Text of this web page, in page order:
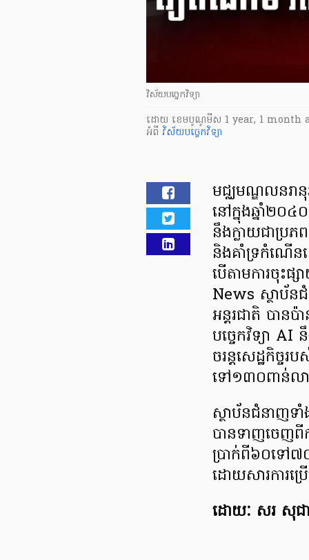
វិស័យបច្ចេកវិទ្យា
ដោយ ​ ខេមបូណូមីស 1 year, 1 month
អំពី វិស័យបច្ចេកវិទ្យា
មជ្ឈមណ្ឌលនរា
នៅក្នុងឆ្នាំ២០៤
នឹងក្លាយជាប្រ
និងគាំទ្រកំណើន
បើតាមការចុះ
News ស្ថាប័ន
អន្តរជាតិ បាន
បច្ចេកវិទ្យា
ចរន្តសេដ្ឋកិច្ច
ទៅ១៣០ពាន់លា
ស្ថាប័នជំនាញទ
បានទាញចេញពី
ប្រាក់ពី៦០ទៅ៧
ដោយសារការប្រ
ដោយៈ សរ សុជ